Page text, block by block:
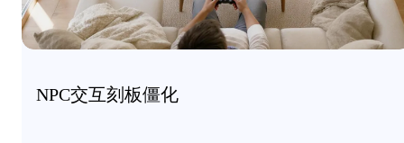
NPC交互刻板僵化